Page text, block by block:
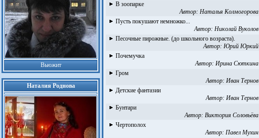
Вьюжит
Наталия Роднова
В зоопарке
Автор: Наталья Колмогорова
Пусть покушают немножко...
Автор: Николай Вуколов
Песочные пирожные. (до школьного возраста).
Автор: Юрий Юркий
Почемучка
Автор: Ирина Сюткина
Гром
Автор: Иван Тернов
Детские фантазии
Автор: Иван Тернов
Бунтари
Автор: Виктория Соловьёва
Чертополох
Автор: Павел Мухин